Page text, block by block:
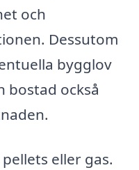
och
Dessutom
bygglov
bostad också
pellets eller gas.